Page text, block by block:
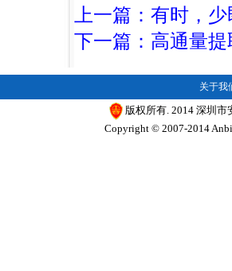
上一篇：有时，
下一篇：高通量
关于我
版权所有. 2014 深圳
Copyright © 2007-2014